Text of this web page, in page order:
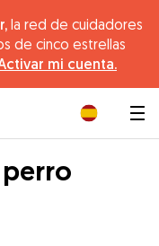
la red de cuidadores
de cinco estrellas
mi cuenta.